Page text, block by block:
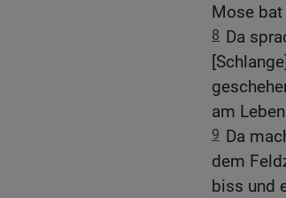
Mose
8 Da
am
9 Da
dem
biss und